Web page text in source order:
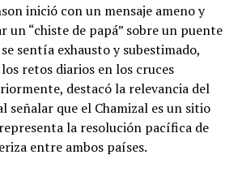
inició con un mensaje ameno y
un “chiste de papá” sobre un puente
sentía exhausto y subestimado,
retos diarios en los cruces
destacó la relevancia del
señalar que el Chamizal es un sitio
la resolución pacífica de
entre ambos países.